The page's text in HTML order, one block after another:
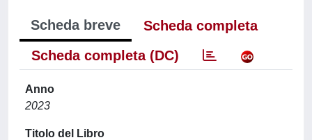
Scheda breve
Scheda completa
Scheda completa (DC)
Anno
2023
Titolo del Libro